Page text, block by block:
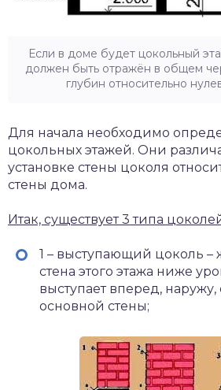
Если в доме будет цокольный
должен быть отражён в общем
глубин относительно
Для начала необходимо
цокольных этажей. Они
установке стены цоколя
стены дома.
Итак, существует 3 типа
1 – выступающий цоколь –
стена этого этажа ниже
выступает вперед, наружу,
основной стены;